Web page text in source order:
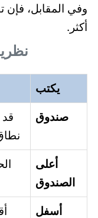
وفي المقابل، فإن
أكثر.
يكتب
صندوق
أعلى
الصندوق
أسفل